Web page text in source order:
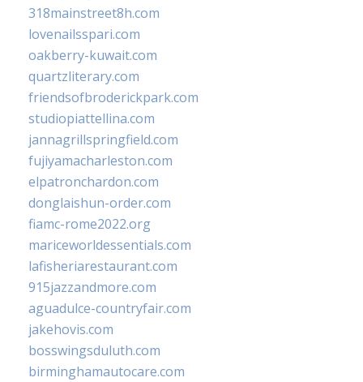
318mainstreet8h.com
lovenailsspari.com
oakberry-kuwait.com
quartzliterary.com
friendsofbroderickpark.com
studiopiattellina.com
jannagrillspringfield.com
fujiyamacharleston.com
elpatronchardon.com
donglaishun-order.com
fiamc-rome2022.org
mariceworldessentials.com
lafisheriarestaurant.com
915jazzandmore.com
aguadulce-countryfair.com
jakehovis.com
bosswingsduluth.com
birminghamautocare.com